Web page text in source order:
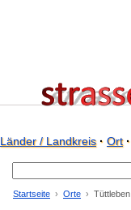
Länder / Landkreis· Ort·
Startseite Orte Tüttleben